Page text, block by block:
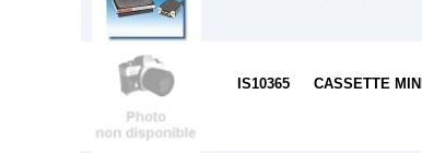
IS10365 CASSETTE